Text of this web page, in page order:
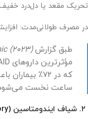
تحریک مقعد یا دل‌درد
در مصرف طولانی‌مدت:
طبق گزارش(2023)
ساعت نخست